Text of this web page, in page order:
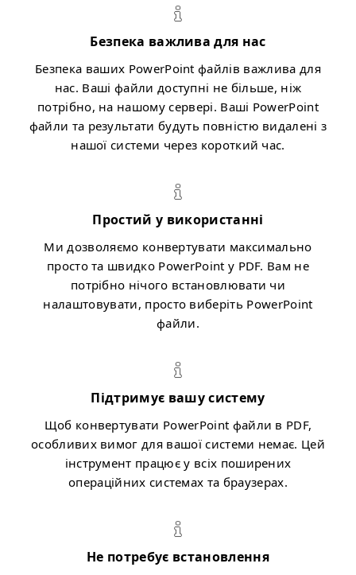
Безпека важлива для нас
Безпека ваших PowerPoint файлів важлива для
нас. Ваші файли доступні не більше, ніж
потрібно, на нашому сервері. Ваші PowerPoint
файли та результати будуть повністю видалені з
нашої системи через короткий час.
Простий у використанні
Ми дозволяємо конвертувати максимально
просто та швидко PowerPoint у PDF. Вам не
потрібно нічого встановлювати чи
налаштовувати, просто виберіть PowerPoint
файли.
Підтримує вашу систему
Щоб конвертувати PowerPoint файли в PDF,
особливих вимог для вашої системи немає. Цей
інструмент працює у всіх поширених
операційних системах та браузерах.
Не потребує встановлення